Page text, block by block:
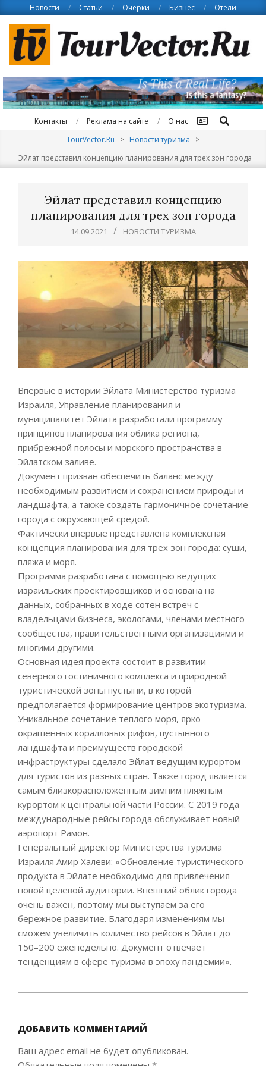
content
Новости Статьи Очерки Бизнес Отели
Контакты Реклама на сайте О нас Поиск
TourVector.Ru > Новости туризма
>
Эйлат представил концепцию планирования для трех зон города
Эйлат представил концепцию
планирования для трех зон города
14.09.2021 НОВОСТИ ТУРИЗМА
Впервые в истории Эйлата Министерство туризма
Израиля, Управление планирования и
муниципалитет Эйлата разработали программу
принципов планирования облика региона,
прибрежной полосы и морского пространства в
Эйлатском заливе.
Документ призван обеспечить баланс между
необходимым развитием и сохранением природы и
ландшафта, а также создать гармоничное сочетание
города с окружающей средой.
Фактически впервые представлена комплексная
концепция планирования для трех зон города: суши,
пляжа и моря.
Программа разработана с помощью ведущих
израильских проектировщиков и основана на
данных, собранных в ходе сотен встреч с
владельцами бизнеса, экологами, членами местного
сообщества, правительственными организациями и
многими другими.
Основная идея проекта состоит в развитии
северного гостиничного комплекса и природной
туристической зоны пустыни, в которой
предполагается формирование центров экотуризма.
Уникальное сочетание теплого моря, ярко
окрашенных коралловых рифов, пустынного
ландшафта и преимуществ городской
инфраструктуры сделало Эйлат ведущим курортом
для туристов из разных стран. Также город является
самым близкорасположенным зимним пляжным
курортом к центральной части России. С 2019 года
международные рейсы города обслуживает новый
аэропорт Рамон.
Генеральный директор Министерства туризма
Израиля Амир Халеви: «Обновление туристического
продукта в Эйлате необходимо для привлечения
новой целевой аудитории. Внешний облик города
очень важен, поэтому мы выступаем за его
бережное развитие. Благодаря изменениям мы
сможем увеличить количество рейсов в Эйлат до
150–200 еженедельно. Документ отвечает
тенденциям в сфере туризма в эпоху пандемии».
14
ДОБАВИТЬ КОММЕНТАРИЙ
Ваш адрес email не будет опубликован.